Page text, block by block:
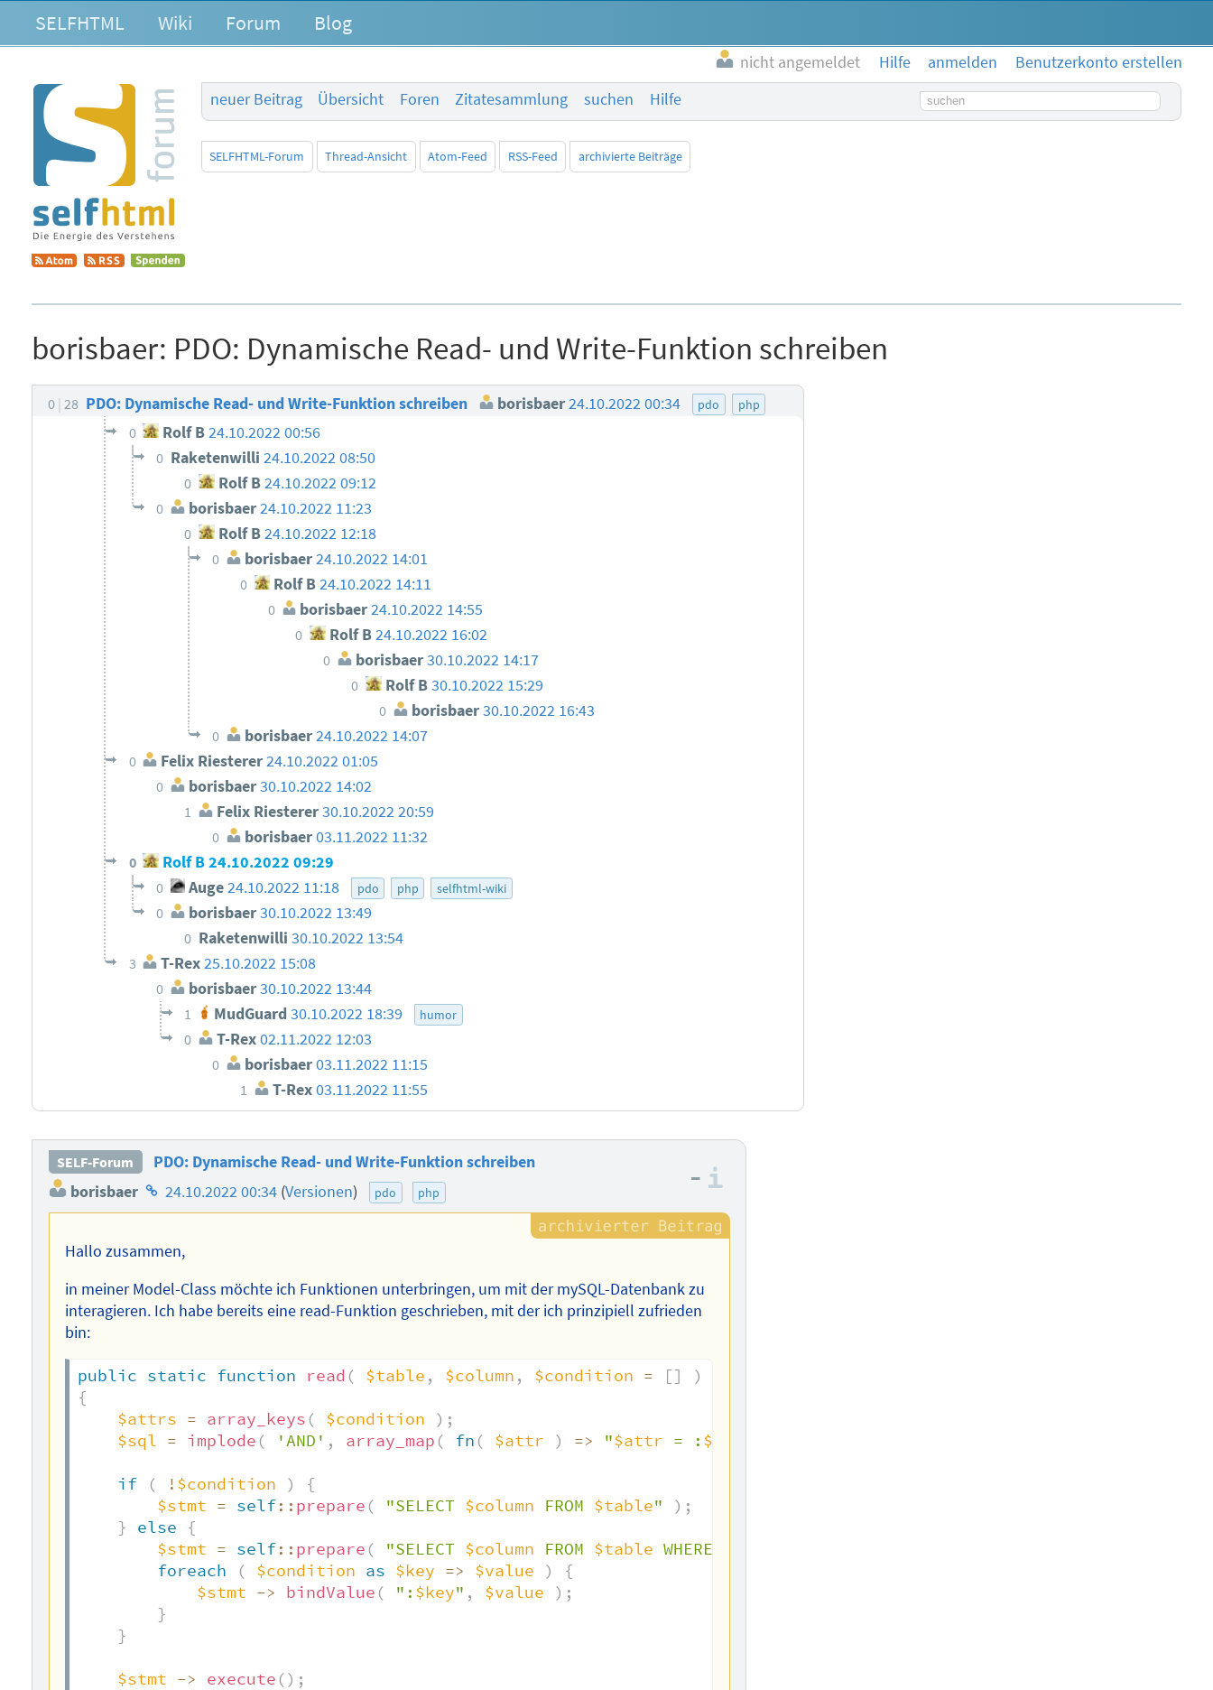
SELFHTML Wiki Forum Blog
nicht angemeldet Hilfe anmelden
Benutzerkonto erstellen
neuer Beitrag
Übersicht Foren Zitatesammlung suchen Hilfe Suchbegriff
SELFHTML-Forum Thread-Ansicht Atom-Feed RSS-Feed archivierte Beiträge
borisbaer: PDO: Dynamische Read- und Write-Funktion schreiben
0 28 PDO: Dynamische Read- und Write-Funktion schreiben borisbaer24.10.2022 00:34 pdo php
0 Rolf B24.10.2022 00:56
0 Raketenwilli24.10.2022 08:50
0 Rolf B24.10.2022 09:12
0 borisbaer24.10.2022 11:23
0 Rolf B24.10.2022 12:18
0 borisbaer24.10.2022 14:01
0 Rolf B24.10.2022 14:11
0 borisbaer24.10.2022 14:55
0 Rolf B24.10.2022 16:02
0 borisbaer30.10.2022 14:17
0 Rolf B 30.10.2022 15:29
0 borisbaer30.10.2022 16:43
0 borisbaer24.10.2022 14:07
0 Felix Riesterer24.10.2022 01:05
0 borisbaer30.10.2022 14:02
1 Felix Riesterer30.10.2022 20:59
0 borisbaer03.11.2022 11:32
0 Rolf B24.10.2022 09:29
0 Auge24.10.2022 11:18 pdo php selfhtml-wiki
0 borisbaer30.10.2022 13:49
0 Raketenwilli30.10.2022 13:54
3 T-Rex25.10.2022 15:08
0 borisbaer30.10.2022 13:44
1 MudGuard 30.10.2022 18:39 humor
0 T-Rex02.11.2022 12:03
0 borisbaer03.11.2022 11:15
1 T-Rex 03.11.2022 11:55
SELF-Forum
PDO: Dynamische Read- und Write-Funktion schreiben
borisbaer Homepage
des
24.10.2022 00:34 (Versionen) pdo php
–
Hallo zusammen,
in meiner Model-Class möchte ich Funktionen unterbringen, um mit der mySQL-Datenbank zu
interagieren. Ich habe bereits eine read-Funktion geschrieben, mit der ich prinzipiell zufrieden
bin:
public static function read ( $table , $column , $condition = []
)
{
$attrs = array_keys ( $condition ) ;
$sql = implode ( 'AND' , array_map ( fn ( $attr ) => "$attr = : $attr
if ( ! $condition )
{
$stmt = self:: prepare ( "SELECT $column FROM $table" ) ;
}
else
{
$stmt = self:: prepare ( "SELECT $column FROM $table WHERE
foreach
( $condition as $key => $value )
{
$stmt -> bindValue ( ": $key" , $value ) ;
}
}
$stmt -> execute () ;